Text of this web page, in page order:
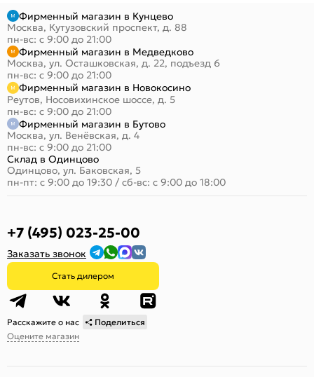
Фирменный магазин в Кунцево
Москва, Кутузовский проспект, д. 88
пн-вс: с 9:00 до 21:00
Фирменный магазин в Медведково
Москва, ул. Осташковская, д. 22, подъезд 6
пн-вс: с 9:00 до 21:00
Фирменный магазин в Новокосино
Реутов, Носовихинское шоссе, д. 5
пн-вс: с 9:00 до 21:00
Фирменный магазин в Бутово
Москва, ул. Венёвская, д. 4
пн-вс: с 9:00 до 21:00
Склад в Одинцово
Одинцово, ул. Баковская, 5
пн-пт: с 9:00 до 19:30 / сб-вс: с 9:00 до 18:00
+7 (495) 023-25-00
Заказать звонок
Стать дилером
Расскажите о нас
Поделиться
Оцените магазин